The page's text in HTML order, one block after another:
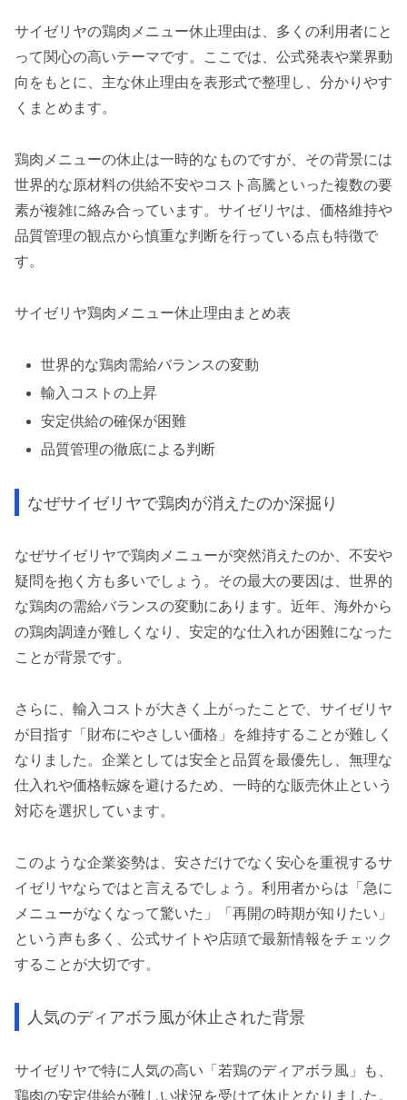
サイゼリヤの鶏肉メニュー休止理由は、多くの利用者にと
って関心の高いテーマです。ここでは、公式発表や業界動
向をもとに、主な休止理由を表形式で整理し、分かりやす
くまとめます。
鶏肉メニューの休止は一時的なものですが、その背景には
世界的な原材料の供給不安やコスト高騰といった複数の要
素が複雑に絡み合っています。サイゼリヤは、価格維持や
品質管理の観点から慎重な判断を行っている点も特徴で
す。
サイゼリヤ鶏肉メニュー休止理由まとめ表
世界的な鶏肉需給バランスの変動
輸入コストの上昇
安定供給の確保が困難
品質管理の徹底による判断
なぜサイゼリヤで鶏肉が消えたのか深掘り
なぜサイゼリヤで鶏肉メニューが突然消えたのか、不安や
疑問を抱く方も多いでしょう。その最大の要因は、世界的
な鶏肉の需給バランスの変動にあります。近年、海外から
の鶏肉調達が難しくなり、安定的な仕入れが困難になった
ことが背景です。
さらに、輸入コストが大きく上がったことで、サイゼリヤ
が目指す「財布にやさしい価格」を維持することが難しく
なりました。企業としては安全と品質を最優先し、無理な
仕入れや価格転嫁を避けるため、一時的な販売休止という
対応を選択しています。
このような企業姿勢は、安さだけでなく安心を重視するサ
イゼリヤならではと言えるでしょう。利用者からは「急に
メニューがなくなって驚いた」「再開の時期が知りたい」
という声も多く、公式サイトや店頭で最新情報をチェック
することが大切です。
人気のディアボラ風が休止された背景
サイゼリヤで特に人気の高い「若鶏のディアボラ風」も、
鶏肉の安定供給が難しい状況を受けて休止となりました。